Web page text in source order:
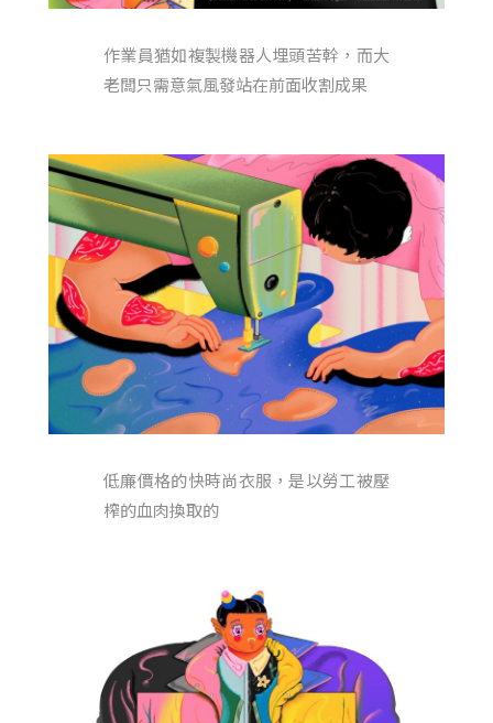
作業員猶如複製機器人埋頭苦幹，而大
老闆只需意氣風發站在前面收割成果
低廉價格的快時尚衣服，是以勞工被壓
榨的血肉換取的